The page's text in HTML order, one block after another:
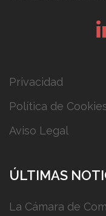
Privacidad
Política de
Aviso Legal
ÚLTIMAS
La Cámara de